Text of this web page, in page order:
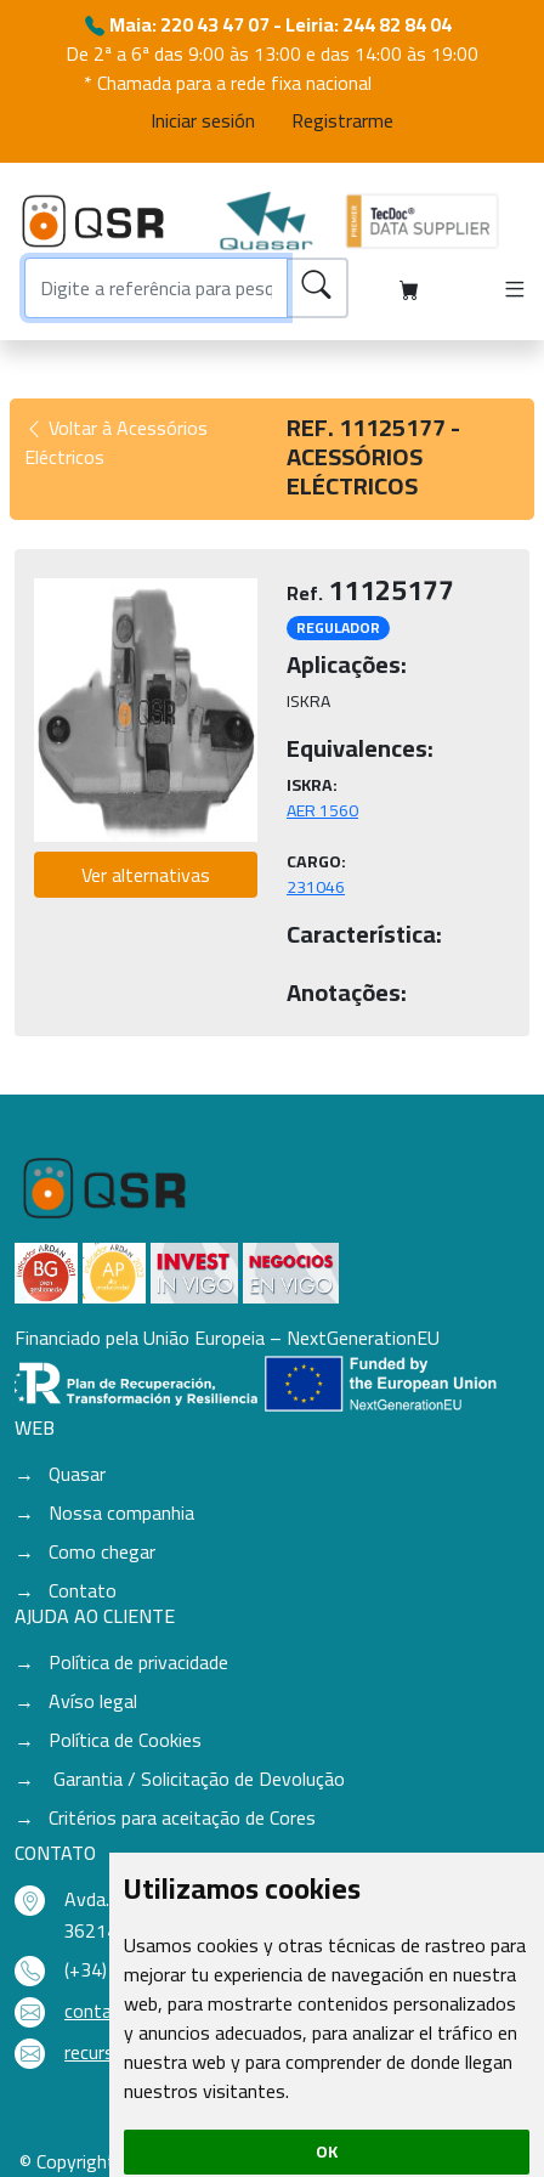
Utilizamos cookies
Usamos cookies y otras técnicas de rastreo para
mejorar tu experiencia de navegación en nuestra
web, para mostrarte contenidos personalizados
y anuncios adecuados, para analizar el tráfico en
nuestra web y para comprender de donde llegan
nuestros visitantes.
OK
Maia: 220 43 47 07 - Leiria: 244 82 84 04
De 2ª a 6ª das 9:00 às 13:00 e das 14:00 às 19:00
* Chamada para a rede fixa nacional
Iniciar sesión
Registrarme
Voltar à Acessórios
Eléctricos
REF. 11125177 -
ACESSÓRIOS
ELÉCTRICOS
Ver alternativas
Ref. 11125177
REGULADOR
Aplicações:
ISKRA
Equivalences:
ISKRA:
CARGO:
231046
Característica:
Anotações:
Financiado pela União Europeia – NextGenerationEU
WEB
Quasar
Nossa companhia
Como chegar
Contato
AJUDA AO CLIENTE
Política de privacidade
Avíso legal
Política de Cookies
Garantia / Solicitação de Devolução
Critérios para aceitação de Cores
CONTATO
Avda. do Freixo - Sardoma, 13
36214 Vigo - Pontevedra - Espanha
(+34) 986 48 16 33
contacto@qsr.es
recursoshumanos@qsr.es
© Copyright 2026 - Recambios Quasar S.L. | Todos os direitos